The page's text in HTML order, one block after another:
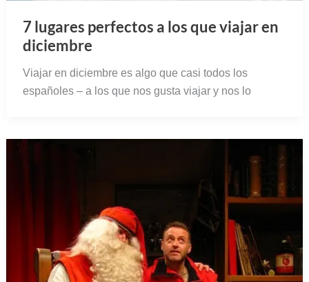
7 lugares perfectos a los que viajar en
diciembre
Viajar en diciembre es algo que casi todos los
españoles – a los que nos gusta viajar y nos lo